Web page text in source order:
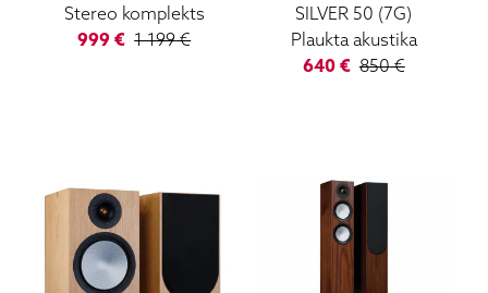
Stereo komplekts
999 € 1 199€
SILVER 50 (7G)
Plaukta akustika
640€ 850€